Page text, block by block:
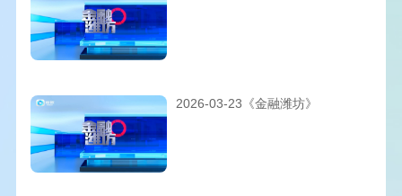
2026-03-23《金融潍坊》